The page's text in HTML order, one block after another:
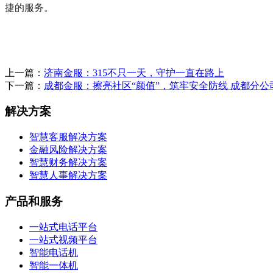
捷的服务。
上一篇： 济南金服：315不只一天，守护一直在路上
下一篇： 成都金服：擦亮社区“颜值”，筑牢安全防线 成都分
解决方案
智慧客服解决方案
金融风险解决方案
智慧财务解决方案
智慧人事解决方案
产品和服务
一站式电话平台
一站式视频平台
智能电话机
智能一体机